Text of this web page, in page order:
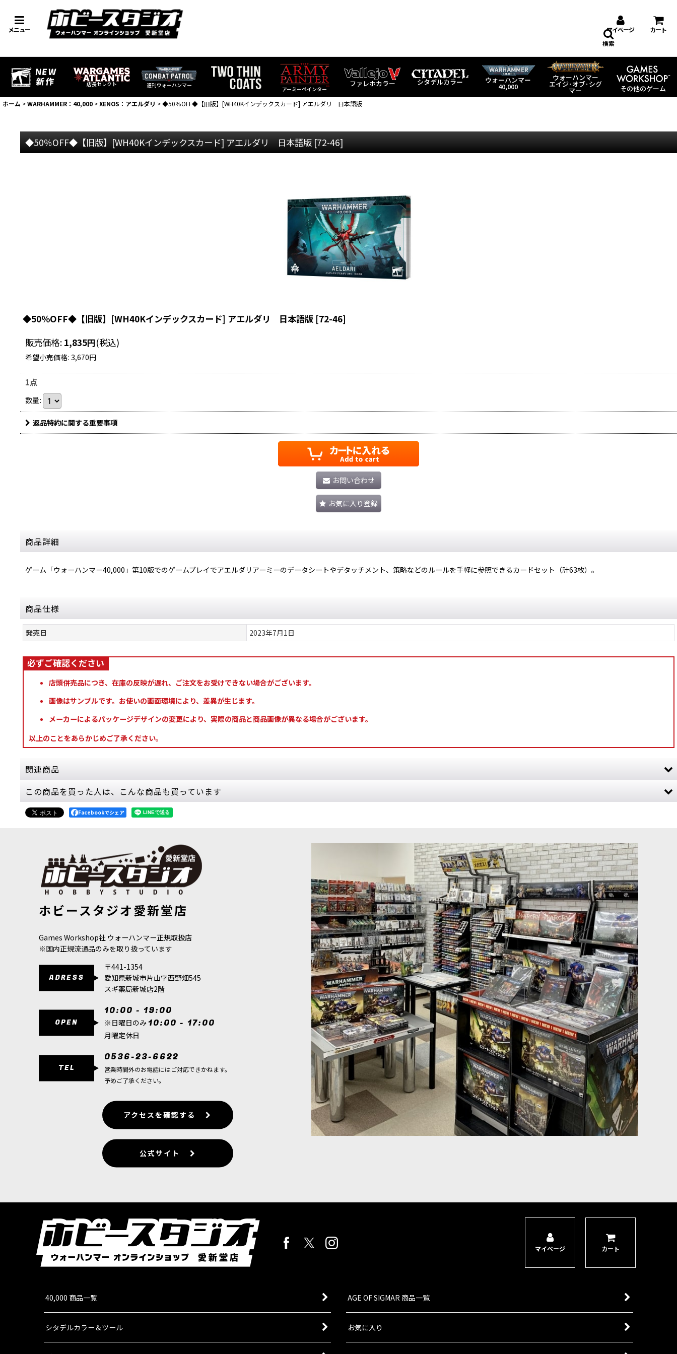
メニュー マイページ カート
店長セレクト 週刊ウォーハンマー
アーミーペインター
ファレホカラー シタデルカラー ウォーハンマー
40,000
ウォーハンマー
エイジ･オブ･シグ
マー その他のゲーム
検索
ホーム >WARHAMMER：40,000 >XENOS：アエルダリ >◆50％OFF◆【旧版】[WH40Kインデックスカード] アエルダリ 日本語版
◆50％OFF◆【旧版】[WH40Kインデックスカード] アエルダリ 日本語版 [72-46]
◆50％OFF◆【旧版】[WH40Kインデックスカード] アエルダリ 日本語版 [72-46]
販売価格: 1,835円(税込)
希望小売価格: 3,670円
1点
数量:
返品特約に関する重要事項
お問い合わせ
お気に入り登録
商品詳細
ゲーム「ウォーハンマー40,000」第10版でのゲームプレイでアエルダリアーミーのデータシートやデタッチメント、策略などのルールを手軽に参照できるカードセット（計63枚）。
商品仕様
発売日 2023年7月1日
店頭併売品につき、在庫の反映が遅れ、ご注文をお受けできない場合がございます。
画像はサンプルです。お使いの画面環境により、差異が生じます。
メーカーによるパッケージデザインの変更により、実際の商品と商品画像が異なる場合がございます。
以上のことをあらかじめご了承ください。
関連商品
◆50%OFF◆【旧版】[WH40Kインデックスカード] ジーンスティーラー・カルト 日本語版
1,455円(税込)
希望小売価格: 2,910 円
この商品を買った人は、こんな商品も買っています
21,300円 (税込)
[アデプタ・ソロリタス] ミニストルム・プリースト（ヴ
◆取寄せ商品◆[[オールドワールド] グランド・キャセ
イ：シューゲンガン・ロード（グレイトスピリット・ロ
ンマー騎乗）[06-207]
9,300円(税込)
◆取寄せ商品◆[オールドワールド] トゥームキング・オ
ヴ・クェムリ：リッチプリースト[07-14]
7,500円(税込)
Facebookでシェア
ホビースタジオ愛新堂店
Games Workshop社 ウォーハンマー正規取扱店
※国内正規流通品のみを取り扱っています
ADRESS
〒441-1354
愛知県新城市片山字西野畑545
スギ薬局新城店2階
OPEN
10:00 - 19:00
※日曜日のみ 10:00 - 17:00
月曜定休日
TEL
0536-23-6622
営業時間外のお電話にはご対応できかねます。
予めご了承ください。
アクセスを確認する
公式サイト
マイページ カート
40,000 商品一覧 AGE OF SIGMAR 商品一覧
シタデルカラー＆ツール お気に入り